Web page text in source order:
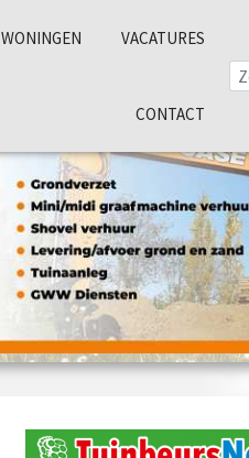
WONINGEN VACATURES
CONTACT